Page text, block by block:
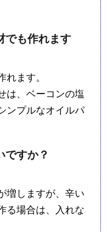
でも作れます
れます。
は、ベーコンの塩
ンプルなオイルパ
ですか？
増しますが、辛い
る場合は、入れな